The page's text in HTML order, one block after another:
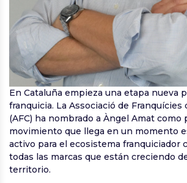
En Cataluña empieza una etapa nueva
franquicia. La Associació de Franquícies
(AFC) ha nombrado a Àngel Amat como
movimiento que llega en un momento
activo para el ecosistema franquiciador
todas las marcas que están creciendo
territorio.